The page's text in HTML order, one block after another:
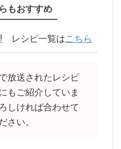
もおすすめ
レシピ一覧はこちら
放送されたレシピ
もご紹介していま
しければ合わせて
さい。